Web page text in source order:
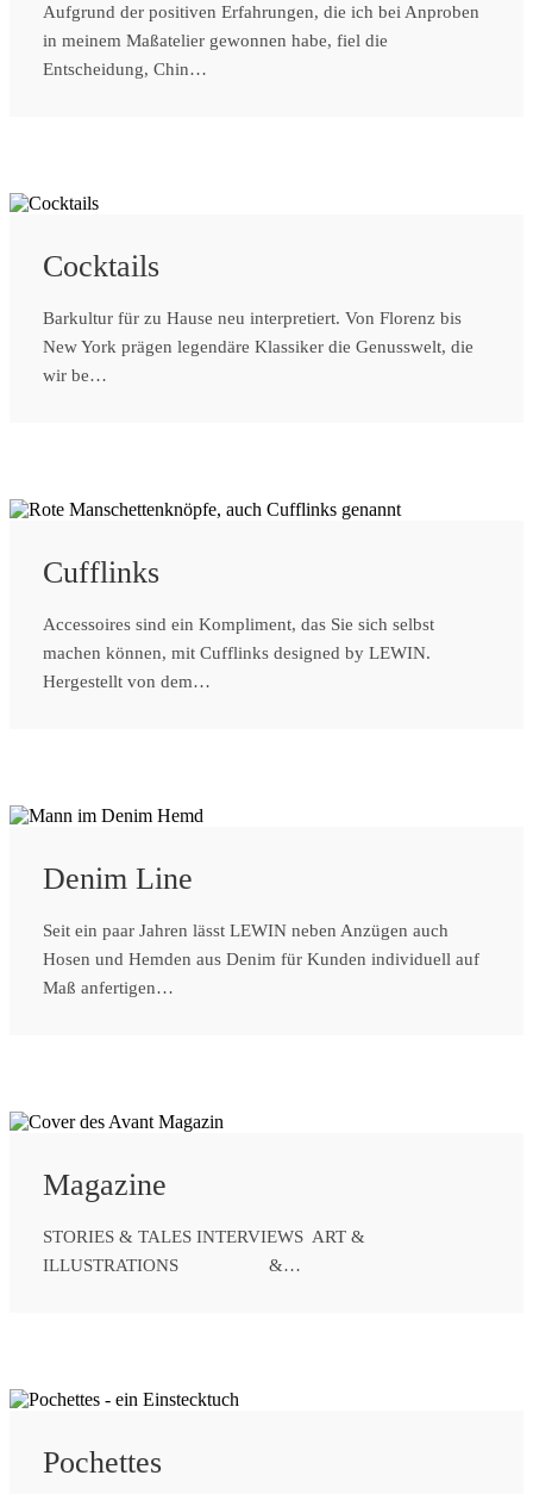
Aufgrund der positiven Erfahrungen, die ich bei Anproben
in meinem Maßatelier gewonnen habe, fiel die
Entscheidung, Chin…
Cocktails
Barkultur für zu Hause neu interpretiert. Von Florenz bis
New York prägen legendäre Klassiker die Genusswelt, die
wir be…
Cufflinks
Accessoires sind ein Kompliment, das Sie sich selbst
machen können, mit Cufflinks designed by LEWIN.
Hergestellt von dem…
Denim Line
Seit ein paar Jahren lässt LEWIN neben Anzügen auch
Hosen und Hemden aus Denim für Kunden individuell auf
Maß anfertigen…
Magazine
STORIES & TALES INTERVIEWS ART &
ILLUSTRATIONS &…
Pochettes